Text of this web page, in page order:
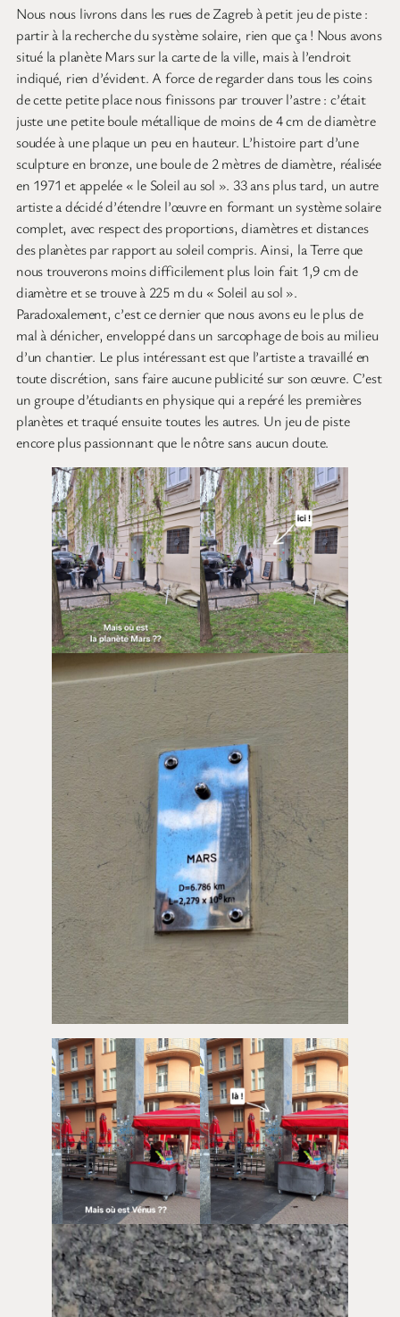
Nous nous livrons dans les rues de Zagreb à petit jeu de piste :
partir à la recherche du système solaire, rien que ça ! Nous avons
situé la planète Mars sur la carte de la ville, mais à l’endroit
indiqué, rien d’évident. A force de regarder dans tous les coins
de cette petite place nous finissons par trouver l’astre : c’était
juste une petite boule métallique de moins de 4 cm de diamètre
soudée à une plaque un peu en hauteur. L’histoire part d’une
sculpture en bronze, une boule de 2 mètres de diamètre, réalisée
en 1971 et appelée « le Soleil au sol ». 33 ans plus tard, un autre
artiste a décidé d’étendre l’œuvre en formant un système solaire
complet, avec respect des proportions, diamètres et distances
des planètes par rapport au soleil compris. Ainsi, la Terre que
nous trouverons moins difficilement plus loin fait 1,9 cm de
diamètre et se trouve à 225 m du « Soleil au sol ».
Paradoxalement, c’est ce dernier que nous avons eu le plus de
mal à dénicher, enveloppé dans un sarcophage de bois au milieu
d’un chantier. Le plus intéressant est que l’artiste a travaillé en
toute discrétion, sans faire aucune publicité sur son œuvre. C’est
un groupe d’étudiants en physique qui a repéré les premières
planètes et traqué ensuite toutes les autres. Un jeu de piste
encore plus passionnant que le nôtre sans aucun doute.